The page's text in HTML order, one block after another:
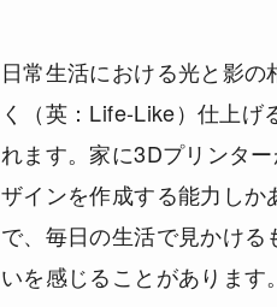
日常生活における光と影
く（英：Life-Like）仕上げ
れます。家に3Dプリンタ
ザインを作成する能力しか
で、毎日の生活で見かけ
いを感じることがあります。